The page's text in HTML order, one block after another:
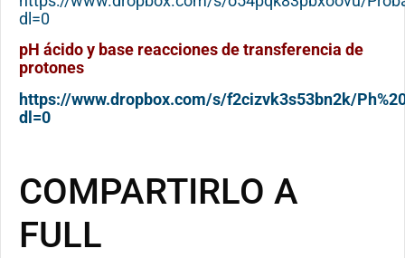
dl=0
pH ácido y base reacciones de transferencia de
protones
https://www.dropbox.com/s/f2cizvk3s53bn2k/
dl=0
COMPARTIRLO A
FULL